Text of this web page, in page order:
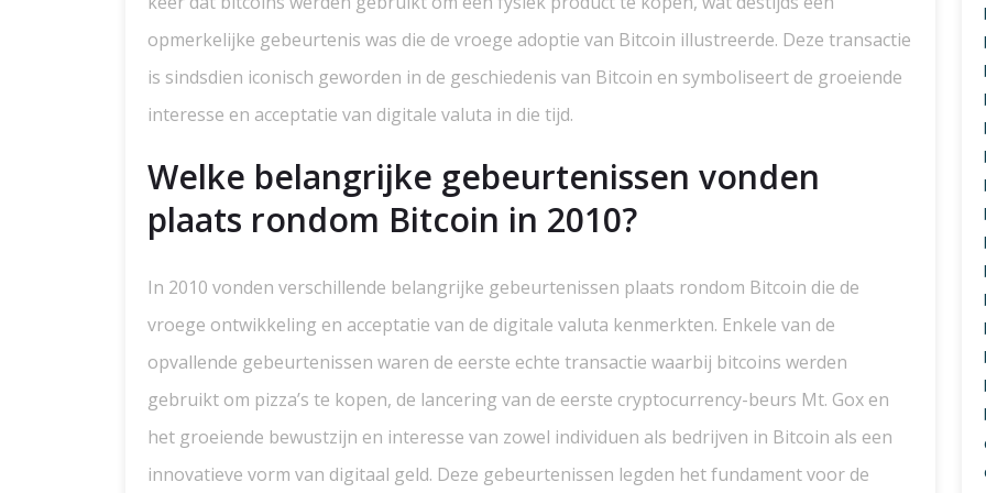
opmerkelijke gebeurtenis was die de vroege adoptie van Bitcoin illustreerde. Deze transactie
is sindsdien iconisch geworden in de geschiedenis van Bitcoin en symboliseert de groeiende
interesse en acceptatie van digitale valuta in die tijd.
Welke belangrijke gebeurtenissen vonden
plaats rondom Bitcoin in 2010?
In 2010 vonden verschillende belangrijke gebeurtenissen plaats rondom Bitcoin die de
vroege ontwikkeling en acceptatie van de digitale valuta kenmerkten. Enkele van de
opvallende gebeurtenissen waren de eerste echte transactie waarbij bitcoins werden
gebruikt om pizza’s te kopen, de lancering van de eerste cryptocurrency-beurs Mt. Gox en
het groeiende bewustzijn en interesse van zowel individuen als bedrijven in Bitcoin als een
innovatieve vorm van digitaal geld. Deze gebeurtenissen legden het fundament voor de